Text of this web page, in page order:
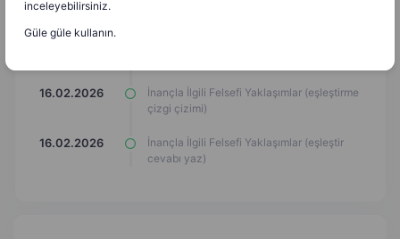
16.02.2026
16.02.2026
İnançla İlgili Felsefi Yaklaşımlar (eşleştirme
çizgi çizimi)
16.02.2026
İnançla İlgili Felsefi Yaklaşımlar (eşleştir
cevabı yaz)
inceleyebilirsiniz.
Güle güle kullanın.